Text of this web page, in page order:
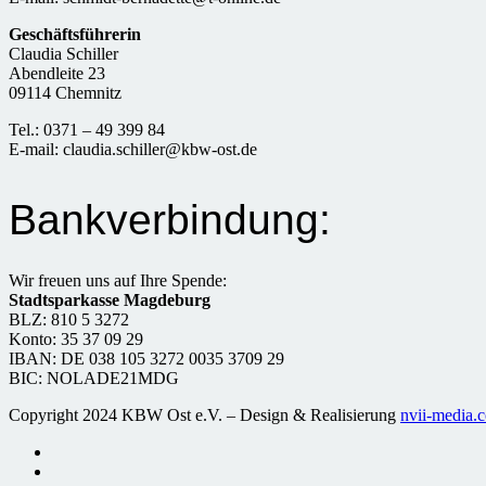
Geschäftsführerin
Claudia Schiller
Abendleite 23
09114 Chemnitz
Tel.: 0371 – 49 399 84
E-mail: claudia.schiller@kbw-ost.de
Bankverbindung:
Wir freuen uns auf Ihre Spende:
Stadtsparkasse Magdeburg
BLZ: 810 5 3272
Konto: 35 37 09 29
IBAN: DE 038 105 3272 0035 3709 29
BIC: NOLADE21MDG
Copyright 2024 KBW Ost e.V. – Design & Realisierung nvii-